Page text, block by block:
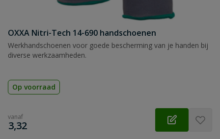
OXXA Nitri-Tech 14-690 handschoenen
Werkhandschoenen voor goede bescherming van je handen bij
diverse werkzaamheden.
Op voorraad
vanaf
€
3,32